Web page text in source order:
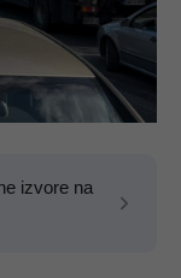
izvore na